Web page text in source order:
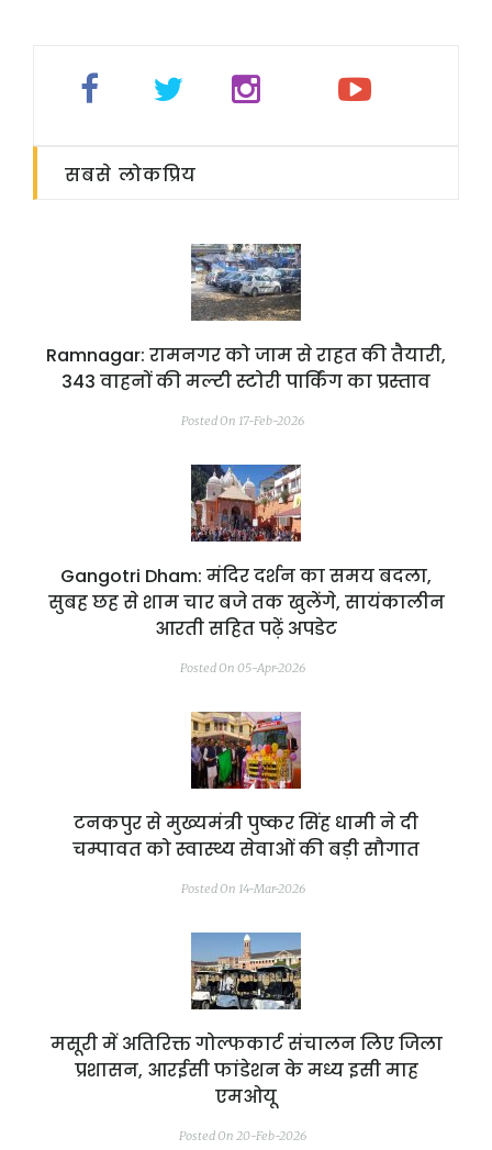
सबसे लोकप्रिय
Ramnagar: रामनगर को जाम से राहत की तैयारी,
343 वाहनों की मल्टी स्टोरी पार्किंग का प्रस्ताव
Posted On 17-Feb-2026
Gangotri Dham: मंदिर दर्शन का समय बदला,
सुबह छह से शाम चार बजे तक खुलेंगे, सायंकालीन
आरती सहित पढ़ें अपडेट
Posted On 05-Apr-2026
टनकपुर से मुख्यमंत्री पुष्कर सिंह धामी ने दी
चम्पावत को स्वास्थ्य सेवाओं की बड़ी सौगात
Posted On 14-Mar-2026
मसूरी में अतिरिक्त गोल्फकार्ट संचालन लिए जिला
प्रशासन, आरईसी फांडेशन के मध्य इसी माह
एमओयू
Posted On 20-Feb-2026